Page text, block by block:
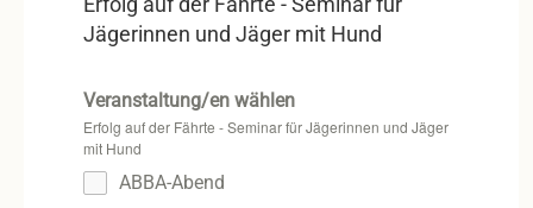
Jägerinnen und Jäger mit Hund
Veranstaltung/en wählen
Erfolg auf der Fährte - Seminar für Jägerinnen und Jäger
mit Hund
ABBA-Abend